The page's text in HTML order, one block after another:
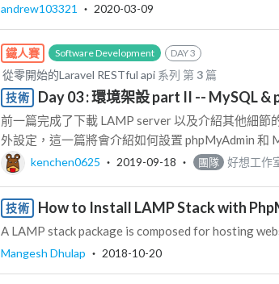
andrew103321 ‧ 2020-03-09
鐵人賽 Software Development DAY 3
從零開始的Laravel RESTful api 系列 第3 篇
技術
Day 03 : 環境架設 part II -- MySQL &
前一篇完成了下載 LAMP server 以及介紹其他細節
外設定，這一篇將會介紹如何設置 phpMyAdmin 和
kenchen0625 ‧ 2019-09-18 ‧ 團隊 好想工作
技術 How to Install LAMP Stack with
A LAMP stack package is composed for hosting
Mangesh Dhulap ‧ 2018-10-20